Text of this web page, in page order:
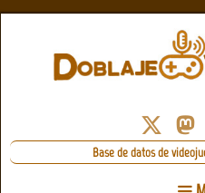
Base de datos de